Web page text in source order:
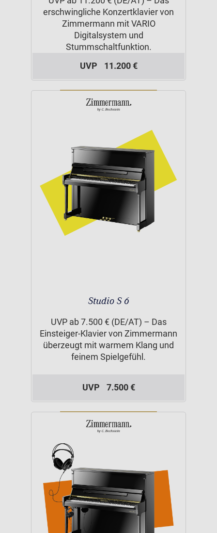
erschwingliche Konzertklavier von
Zimmermann mit VARIO
Digitalsystem und
Stummschaltfunktion.
UVP
11.200 €
Studio S 6
UVP ab 7.500 € (DE/AT) – Das
Einsteiger-Klavier von Zimmermann
überzeugt mit warmem Klang und
feinem Spielgefühl.
UVP 7.500 €